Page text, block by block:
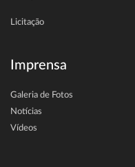
Licitação
Imprensa
Galeria de Fotos
Notícias
Vídeos